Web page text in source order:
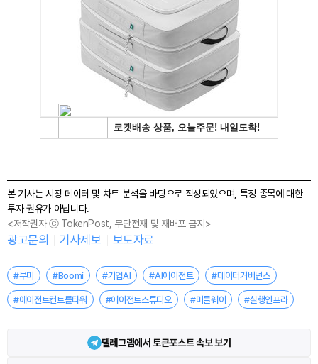
본 기사는 시장 데이터 및 차트 분석을 바탕으로 작성되었으며, 특정 종목에 대한
투자 권유가 아닙니다.
<저작권자 ⓒ TokenPost, 무단전재 및 재배포 금지>
광고문의 기사제보 보도자료
#부미 #Boomi #기업AI #AI에이전트 #데이터거버넌스
#에이전트컨트롤타워 #에이전트스튜디오 #미들웨어 #실행인프라
텔레그램에서 토큰포스트 속보 보기